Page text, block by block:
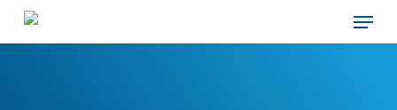
Skip
Menu